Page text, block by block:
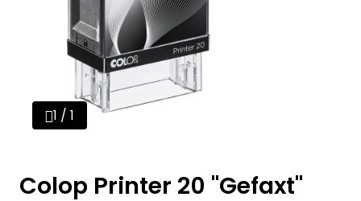
1 / 1
Colop Printer 20 "Gefaxt"